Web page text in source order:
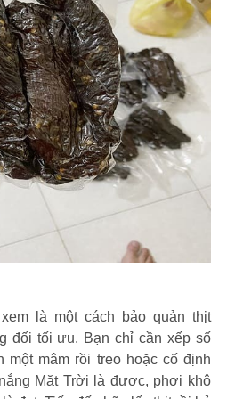
là một cách bảo quản thịt
đối tối ưu. Bạn chỉ cần xếp số
một mâm rồi treo hoặc cố định
Mặt Trời là được, phơi khô